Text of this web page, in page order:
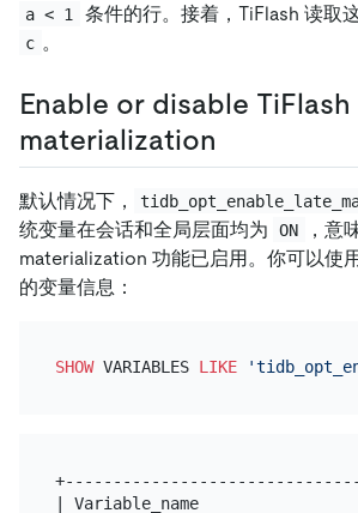
a < 1 条件的行。接着，TiFlash 读取
c 。
Enable or disable
materialization
默认情况下，
统变量在会话和全局层面均为
ON
，意
materialization 功能已启用。你可以使
的变量信息：
SHOW VARIABLES LIKE
| Variable_name